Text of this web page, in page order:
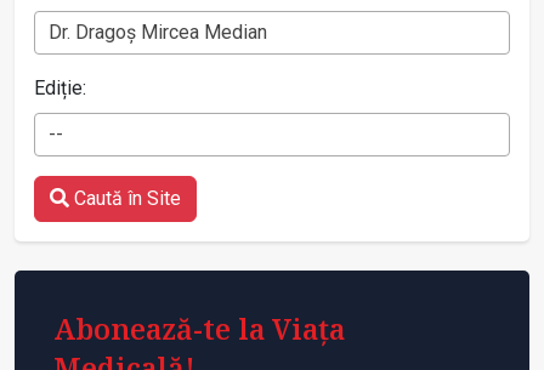
Dr. Dragoș Mircea Median
Ediție:
--
Caută în Site
Abonează-te la Viața